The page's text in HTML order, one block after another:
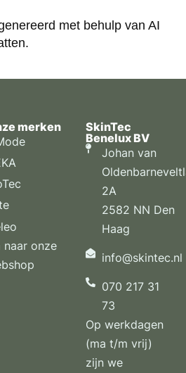
met behulp van AI
merken
naar onze
SkinTec
Benelux BV
Johan van
2A
2582 NN Den
Haag
info@skintec.nl
070 217 31
73
Op werkdagen
(ma t/m vrij)
zijn we